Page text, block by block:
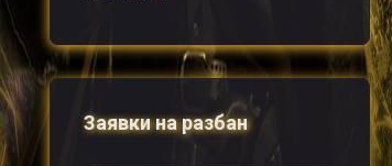
Заявки на разбан